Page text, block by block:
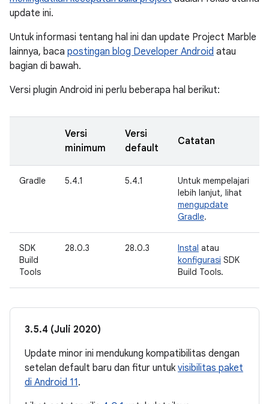
update ini.
Untuk informasi tentang hal ini dan update Project Marble
lainnya, baca postingan blog Developer Android atau
bagian di bawah.
Versi plugin Android ini perlu beberapa hal berikut:
Versi
minimum
Versi
default
Catatan
Gradle 5.4.1 5.4.1
Untuk mempelajari
lebih lanjut, lihat
mengupdate
Gradle.
SDK
Build
Tools
28.0.3 28.0.3 Instal atau
konfigurasi SDK
Build Tools.
3.5.4 (Juli 2020)
Update minor ini mendukung kompatibilitas dengan
setelan default baru dan fitur untuk visibilitas paket
di Android 11.